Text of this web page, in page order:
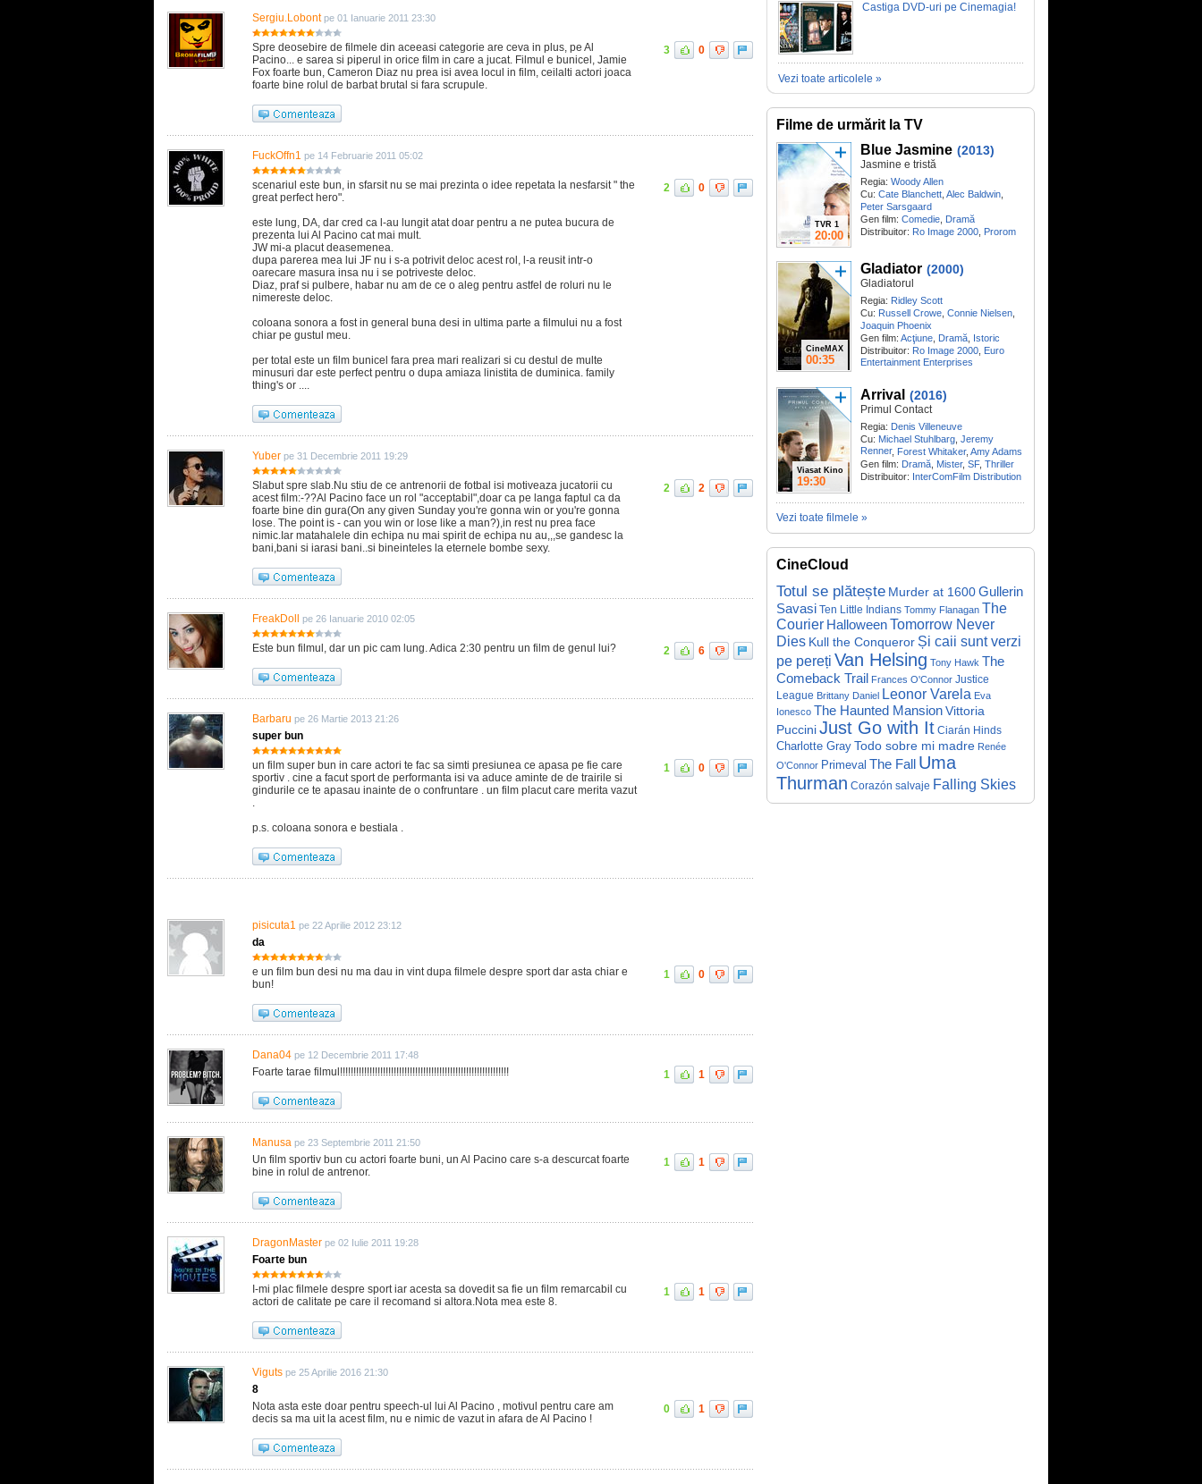
Sergiu.Lobont pe 01 Ianuarie 2011 23:30
Spre deosebire de filmele din aceeasi categorie are ceva in plus, pe Al
Pacino... e sarea si piperul in orice film in care a jucat. Filmul e bunicel, Jamie
Fox foarte bun, Cameron Diaz nu prea isi avea locul in film, ceilalti actori joaca
foarte bine rolul de barbat brutal si fara scrupule.
3 0
FuckOffn1 pe 14 Februarie 2011 05:02
scenariul este bun, in sfarsit nu se mai prezinta o idee repetata la nesfarsit " the
great perfect hero".
este lung, DA, dar cred ca l-au lungit atat doar pentru a ne putea bucura de
prezenta lui Al Pacino cat mai mult.
JW mi-a placut deasemenea.
dupa parerea mea lui JF nu i s-a potrivit deloc acest rol, l-a reusit intr-o
oarecare masura insa nu i se potriveste deloc.
Diaz, praf si pulbere, habar nu am de ce o aleg pentru astfel de roluri nu le
nimereste deloc.
coloana sonora a fost in general buna desi in ultima parte a filmului nu a fost
chiar pe gustul meu.
per total este un film bunicel fara prea mari realizari si cu destul de multe
minusuri dar este perfect pentru o dupa amiaza linistita de duminica. family
thing's or ....
2 0
Yuber pe 31 Decembrie 2011 19:29
Slabut spre slab.Nu stiu de ce antrenorii de fotbal isi motiveaza jucatorii cu
acest film:-??Al Pacino face un rol "acceptabil",doar ca pe langa faptul ca da
foarte bine din gura(On any given Sunday you're gonna win or you're gonna
lose. The point is - can you win or lose like a man?),in rest nu prea face
nimic.Iar matahalele din echipa nu mai spirit de echipa nu au,,,se gandesc la
bani,bani si iarasi bani..si bineinteles la eternele bombe sexy.
2 2
FreakDoll pe 26 Ianuarie 2010 02:05
Este bun filmul, dar un pic cam lung. Adica 2:30 pentru un film de genul lui? 2 6
Barbaru pe 26 Martie 2013 21:26
super bun
un film super bun in care actori te fac sa simti presiunea ce apasa pe fie care
sportiv . cine a facut sport de performanta isi va aduce aminte de de trairile si
gindurile ce te apasau inainte de o confruntare . un film placut care merita vazut
.
p.s. coloana sonora e bestiala .
1 0
pisicuta1 pe 22 Aprilie 2012 23:12
da
e un film bun desi nu ma dau in vint dupa filmele despre sport dar asta chiar e
bun!
1 0
Dana04 pe 12 Decembrie 2011 17:48
Foarte tarae filmul!!!!!!!!!!!!!!!!!!!!!!!!!!!!!!!!!!!!!!!!!!!!!!!!!!!!!!!!!!!!!!! 1 1
Manusa pe 23 Septembrie 2011 21:50
Un film sportiv bun cu actori foarte buni, un Al Pacino care s-a descurcat foarte
bine in rolul de antrenor.
1 1
DragonMaster pe 02 Iulie 2011 19:28
Foarte bun
I-mi plac filmele despre sport iar acesta sa dovedit sa fie un film remarcabil cu
actori de calitate pe care il recomand si altora.Nota mea este 8.
1 1
Viguts pe 25 Aprilie 2016 21:30
8
Nota asta este doar pentru speech-ul lui Al Pacino , motivul pentru care am
decis sa ma uit la acest film, nu e nimic de vazut in afara de Al Pacino !
0 1
Castiga DVD-uri pe Cinemagia!
Vezi toate articolele »
Filme de urmărit la TV
TVR 1
20:00
Blue Jasmine (2013)
Jasmine e tristă
Regia: Woody Allen
Cu: Cate Blanchett Alec Baldwin
Peter Sarsgaard
Gen film: Comedie Dramă
Distribuitor: Ro Image 2000 Prorom
CineMAX
00:35
Gladiator (2000)
Gladiatorul
Regia: Ridley Scott
Cu: Russell Crowe Connie Nielsen
Joaquin Phoenix
Gen film: Acţiune Dramă Istoric
Distribuitor: Ro Image 2000 Euro
Entertainment Enterprises
Viasat Kino
19:30
Arrival (2016)
Primul Contact
Regia: Denis Villeneuve
Cu: Michael Stuhlbarg Jeremy
Renner, Forest Whitaker, Amy Adams
Gen film: Dramă Mister, SF, Thriller
Distribuitor: InterComFilm Distribution
Vezi toate filmele »
CineCloud
Totul se plătește Murder at 1600Gullerin
Savasi Ten Little Indians Tommy Flanagan The
Courier HalloweenTomorrow Never
Dies Kull the Conqueror Și caii sunt verzi
pe pereți Van Helsing Tony Hawk The
Comeback Trail Frances O'Connor Justice
League Brittany Daniel Leonor Varela Eva
Ionesco The Haunted MansionVittoria
PucciniJust Go with It Ciarán Hinds
Charlotte Gray Todo sobre mi madre Renée
O'Connor Primeval The Fall Uma
Thurman Corazón salvaje Falling Skies